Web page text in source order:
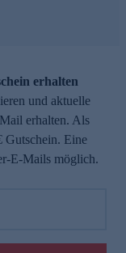
erhalten
und aktuelle
erhalten. Als
Gutschein. Eine
E-Mails möglich.